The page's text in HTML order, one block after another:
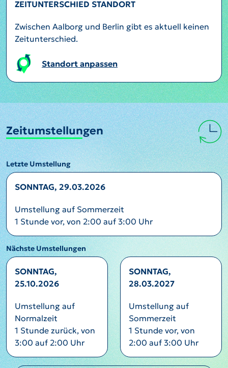
ZEITUNTERSCHIED STANDORT
Zwischen Aalborg und Berlin gibt es aktuell keinen
Zeitunterschied.
Standort anpassen
Zeitumstellungen
Letzte Umstellung
SONNTAG, 29.03.2026
Umstellung auf Sommerzeit
1 Stunde vor, von 2:00 auf 3:00 Uhr
Nächste Umstellungen
SONNTAG,
25.10.2026
Umstellung auf
Normalzeit
1 Stunde zurück, von
3:00 auf 2:00 Uhr
SONNTAG,
28.03.2027
Umstellung auf
Sommerzeit
1 Stunde vor, von
2:00 auf 3:00 Uhr